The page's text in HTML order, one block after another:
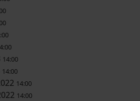
14:00
14:00
14:00
14:00